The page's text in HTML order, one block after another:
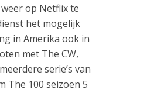
op Netflix te
het mogelijk
in Amerika ook in
met The CW,
serie’s van
The 100 seizoen 5